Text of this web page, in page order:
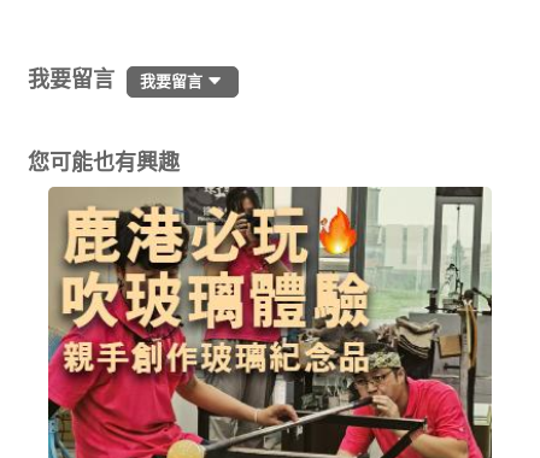
我要留言 我要留言
您可能也有興趣